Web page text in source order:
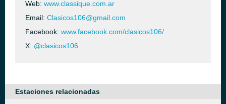
Web: www.classique.com.ar
Email: Clasicos106@gmail.com
Facebook: www.facebook.com/clasicos106/
X: @clasicos106
Estaciones relacionadas